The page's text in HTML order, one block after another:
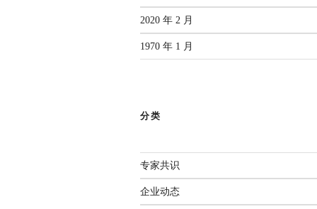
2020 年 2 月
1970 年 1 月
分类
专家共识
企业动态